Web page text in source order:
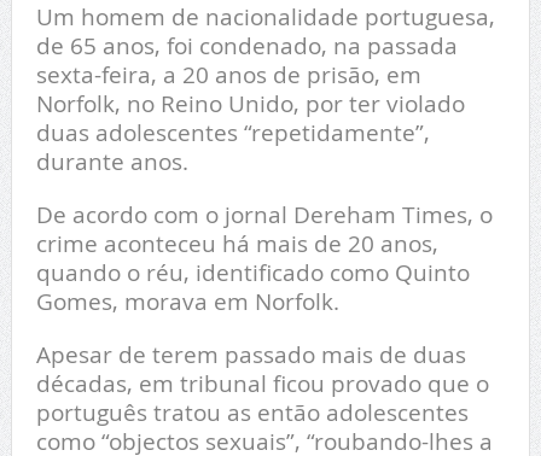
Um homem de nacionalidade portuguesa,
de 65 anos, foi condenado, na passada
sexta-feira, a 20 anos de prisão, em
Norfolk, no Reino Unido, por ter violado
duas adolescentes “repetidamente”,
durante anos.
De acordo com o jornal Dereham Times, o
crime aconteceu há mais de 20 anos,
quando o réu, identificado como Quinto
Gomes, morava em Norfolk.
Apesar de terem passado mais de duas
décadas, em tribunal ficou provado que o
português tratou as então adolescentes
como “objectos sexuais”, “roubando-lhes a